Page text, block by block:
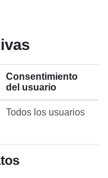
Consentimiento
del usuario
Todos los usuarios